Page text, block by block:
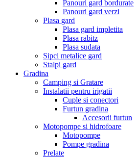
Panouri gard bordurate
Panouri gard verzi
Plasa gard
Plasa gard impletita
Plasa rabitz
Plasa sudata
Sipci metalice gard
Stalpi gard
Gradina
Camping si Gratare
Instalatii pentru irigatii
Cuple si conectori
Furtun gradina
Accesorii furtun
Motopompe si hidrofoare
Motopompe
Pompe gradina
Prelate